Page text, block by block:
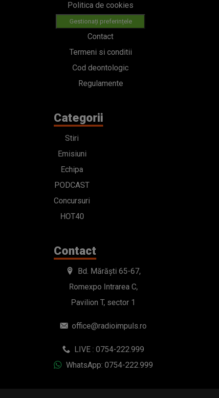
Politica de cookies
Gestionați preferințele
Contact
Termeni si conditii
Cod deontologic
Regulamente
Categorii
Stiri
Emisiuni
Echipa
PODCAST
Concursuri
HOT40
Contact
Bd. Mărăști 65-67,
Romexpo Intrarea C,
Pavilion T, sector 1
office@radioimpuls.ro
LIVE : 0754-222.999
WhatsApp: 0754-222.999